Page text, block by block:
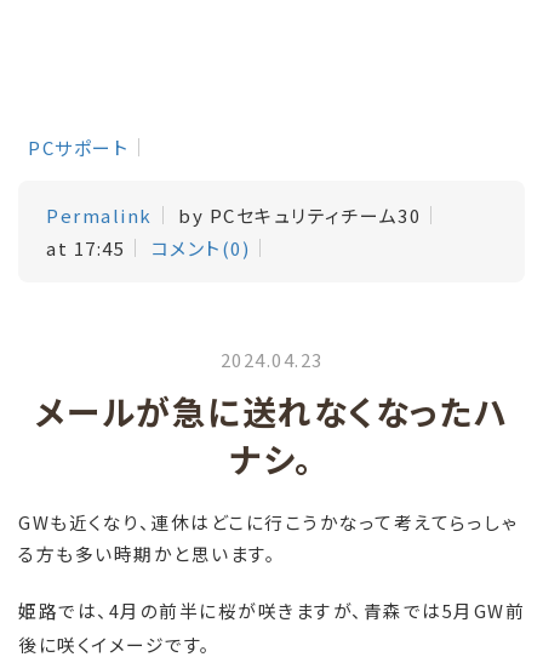
PCサポート
Permalink
by PCセキュリティチーム30
at 17:45
コメント(0)
2024.04.23
メールが急に送れなくなったハ
ナシ。
GWも近くなり、連休はどこに行こうかなって考えてらっしゃ
る方も多い時期かと思います。
姫路では、4月の前半に桜が咲きますが、青森では5月GW前
後に咲くイメージです。